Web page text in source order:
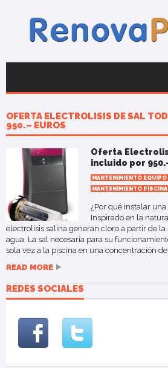
OFERTA ELECTROLISIS DE SAL
950.– EUROS
Oferta
incluido por
MANTENIMIENTO
MANTENIMIENTO
¿Por qué instalar
Inspirado en la
electrolisis salina generan cloro a partir de
agua. La sal necesaria para su
sola vez a la piscina en una concentración
READ MORE
REDES SOCIALES